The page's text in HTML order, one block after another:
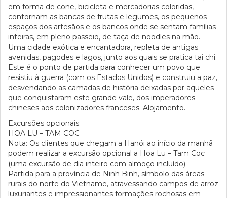
em forma de cone, bicicleta e mercadorias coloridas,
contornam as bancas de frutas e legumes, os pequenos
espaços dos artesãos e os bancos onde se sentam famílias
inteiras, em pleno passeio, de taça de noodles na mão.
Uma cidade exótica e encantadora, repleta de antigas
avenidas, pagodes e lagos, junto aos quais se pratica tai chi.
Este é o ponto de partida para conhecer um povo que
resistiu à guerra (com os Estados Unidos) e construiu a paz,
desvendando as camadas de história deixadas por aqueles
que conquistaram este grande vale, dos imperadores
chineses aos colonizadores franceses. Alojamento.
Excursões opcionais:
HOA LU – TAM COC
Nota: Os clientes que chegam a Hanói ao início da manhã
podem realizar a excursão opcional a Hoa Lu – Tam Coc
(uma excursão de dia inteiro com almoço incluído)
Partida para a província de Ninh Binh, símbolo das áreas
rurais do norte do Vietname, atravessando campos de arroz
luxuriantes e impressionantes formações rochosas em